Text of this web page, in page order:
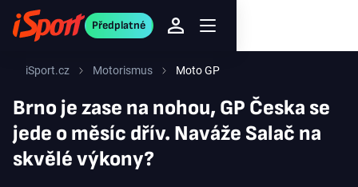
Předplatné
iSport.cz Motorismus Moto GP
Brno je zase na nohou, GP Česka se
jede o měsíc dřív. Naváže Salač na
skvělé výkony?